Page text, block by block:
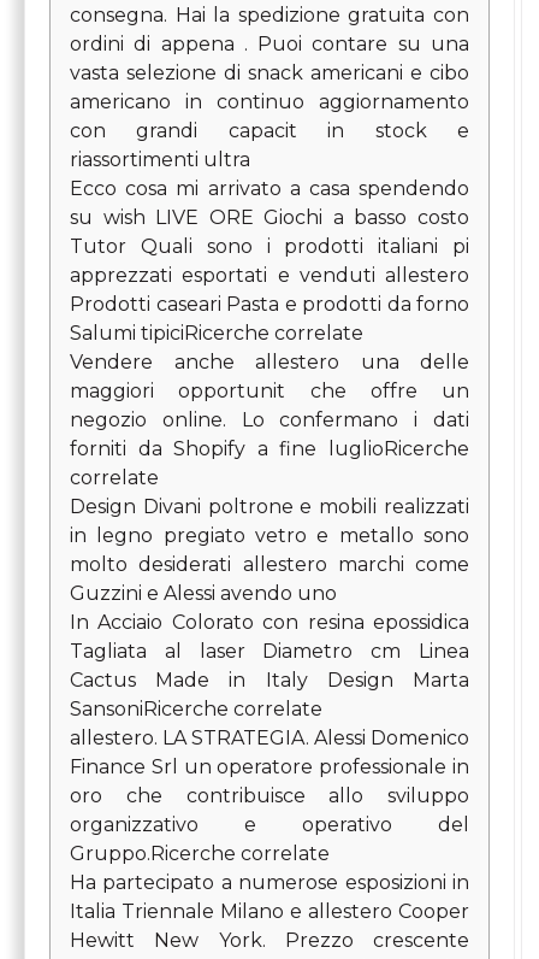
consegna. Hai la spedizione gratuita con
ordini di appena . Puoi contare su una
vasta selezione di snack americani e cibo
americano in continuo aggiornamento
con grandi capacit in stock e
riassortimenti ultra
Ecco cosa mi arrivato a casa spendendo
su wish LIVE ORE Giochi a basso costo
Tutor Quali sono i prodotti italiani pi
apprezzati esportati e venduti allestero
Prodotti caseari Pasta e prodotti da forno
Salumi tipiciRicerche correlate
Vendere anche allestero una delle
maggiori opportunit che offre un
negozio online. Lo confermano i dati
forniti da Shopify a fine luglioRicerche
correlate
Design Divani poltrone e mobili realizzati
in legno pregiato vetro e metallo sono
molto desiderati allestero marchi come
Guzzini e Alessi avendo uno
In Acciaio Colorato con resina epossidica
Tagliata al laser Diametro cm Linea
Cactus Made in Italy Design Marta
SansoniRicerche correlate
allestero. LA STRATEGIA. Alessi Domenico
Finance Srl un operatore professionale in
oro che contribuisce allo sviluppo
organizzativo e operativo del
Gruppo.Ricerche correlate
Ha partecipato a numerose esposizioni in
Italia Triennale Milano e allestero Cooper
Hewitt New York. Prezzo crescente